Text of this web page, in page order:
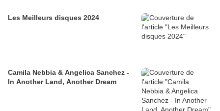
Les Meilleurs disques 2024
Camila Nebbia & Angelica Sanchez -
In Another Land, Another Dream